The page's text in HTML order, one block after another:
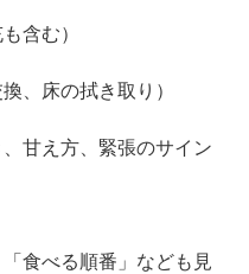
含む）
、床の拭き取り）
甘え方、緊張のサイン
食べる順番」なども見